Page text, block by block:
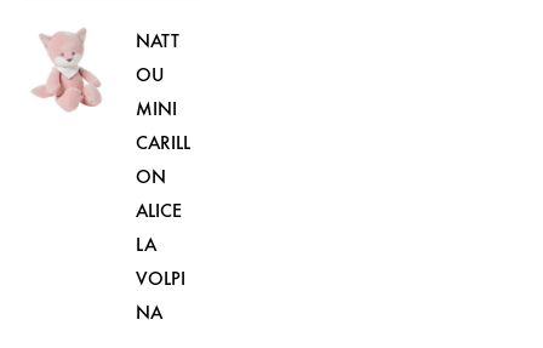
NATT
OU
MINI
CARILL
ON
ALICE
LA
VOLPI
NA